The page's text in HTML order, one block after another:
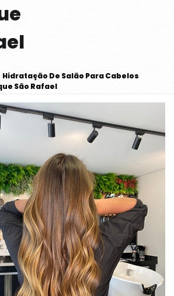
Hidratação De Salão Para Cabelos
São Rafael